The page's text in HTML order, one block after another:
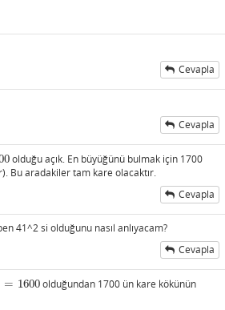
Cevapla
Cevapla
olduğu açık. En büyüğünü bulmak için 1700
Bu aradakiler tam kare olacaktır.
Cevapla
41^2 si olduğunu nasıl anlıyacam?
Cevapla
= 1600
=1600
olduğundan 1700 ün kare kökünün